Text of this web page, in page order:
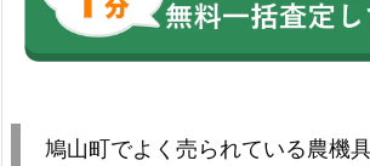
鳩山町でよく売られている農機